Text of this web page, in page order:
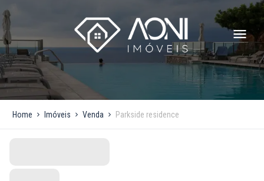
Home Imóveis Venda Parkside residence